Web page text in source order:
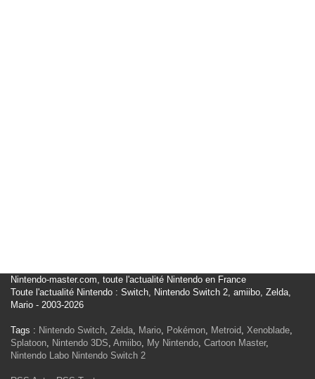
Nintendo-master.com, toute l'actualité Nintendo en France
Toute l'actualité Nintendo : Switch, Nintendo Switch 2, amiibo, Zelda,
Mario - 2003-2026
Tags : Nintendo Switch, Zelda, Mario, Pokémon, Metroid, Xenoblade,
Splatoon, Nintendo 3DS, Amiibo, My Nintendo, Cartoon Master,
Nintendo Labo Nintendo Switch 2